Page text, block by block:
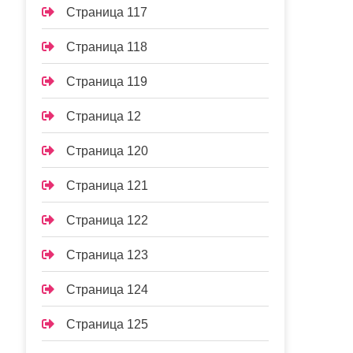
Страница 117
Страница 118
Страница 119
Страница 12
Страница 120
Страница 121
Страница 122
Страница 123
Страница 124
Страница 125